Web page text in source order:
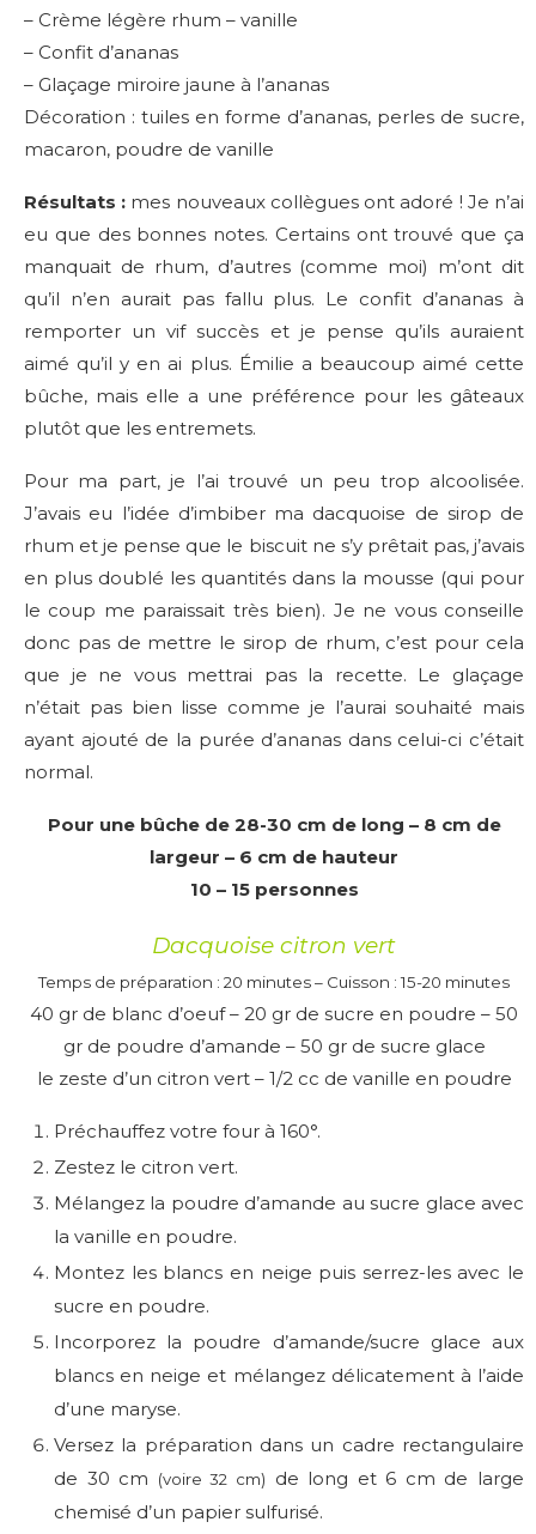
– Crème légère rhum – vanille
– Confit d’ananas
– Glaçage miroire jaune à l’ananas
Décoration : tuiles en forme d’ananas, perles de sucre,
macaron, poudre de vanille
Résultats : mes nouveaux collègues ont adoré ! Je n’ai
eu que des bonnes notes. Certains ont trouvé que ça
manquait de rhum, d’autres (comme moi) m’ont dit
qu’il n’en aurait pas fallu plus. Le confit d’ananas à
remporter un vif succès et je pense qu’ils auraient
aimé qu’il y en ai plus. Émilie a beaucoup aimé cette
bûche, mais elle a une préférence pour les gâteaux
plutôt que les entremets.
Pour ma part, je l’ai trouvé un peu trop alcoolisée.
J’avais eu l’idée d’imbiber ma dacquoise de sirop de
rhum et je pense que le biscuit ne s’y prêtait pas, j’avais
en plus doublé les quantités dans la mousse (qui pour
le coup me paraissait très bien). Je ne vous conseille
donc pas de mettre le sirop de rhum, c’est pour cela
que je ne vous mettrai pas la recette. Le glaçage
n’était pas bien lisse comme je l’aurai souhaité mais
ayant ajouté de la purée d’ananas dans celui-ci c’était
normal.
Pour une bûche de 28-30 cm de long – 8 cm de
largeur – 6 cm de hauteur
10 – 15 personnes
Dacquoise citron vert
Temps de préparation : 20 minutes – Cuisson : 15-20 minutes
40 gr de blanc d’oeuf – 20 gr de sucre en poudre – 50
gr de poudre d’amande – 50 gr de sucre glace
le zeste d’un citron vert – 1/2 cc de vanille en poudre
Préchauffez votre four à 160°.
Zestez le citron vert.
Mélangez la poudre d’amande au sucre glace avec
la vanille en poudre.
Montez les blancs en neige puis serrez-les avec le
sucre en poudre.
Incorporez la poudre d’amande/sucre glace aux
blancs en neige et mélangez délicatement à l’aide
d’une maryse.
Versez la préparation dans un cadre rectangulaire
de 30 cm
(voire 32 cm)
de long et 6 cm de large
chemisé d’un papier sulfurisé.